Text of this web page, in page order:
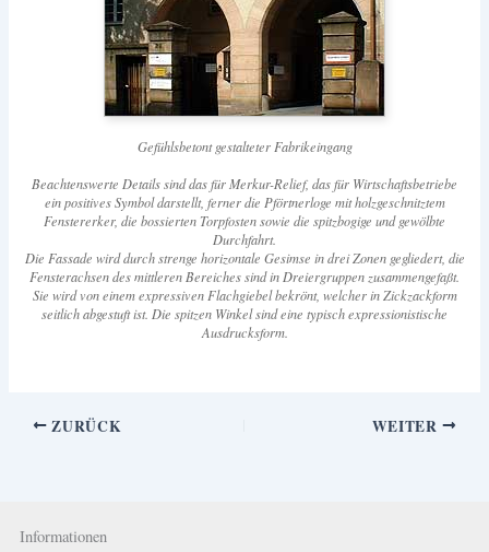
Gefühlsbetont gestalteter Fabrikeingang
Beachtenswerte Details sind das für Merkur-Relief, das für Wirtschaftsbetriebe
ein positives Symbol darstellt, ferner die Pförtnerloge mit holzgeschnitztem
Fenstererker, die bossierten Torpfosten sowie die spitzbogige und gewölbte
Durchfahrt.
Die Fassade wird durch strenge horizontale Gesimse in drei Zonen gegliedert, die
Fensterachsen des mittleren Bereiches sind in Dreiergruppen zusammengefaßt.
Sie wird von einem expressiven Flachgiebel bekrönt, welcher in Zickzackform
seitlich abgestuft ist. Die spitzen Winkel sind eine typisch expressionistische
Ausdrucksform.
ZURÜCK WEITER
Informationen